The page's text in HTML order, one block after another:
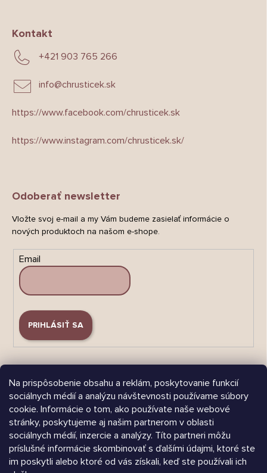
Na prispôsobenie obsahu a reklám, poskytovanie funkcií
sociálnych médií a analýzu návštevnosti používame súbory
cookie. Informácie o tom, ako používate naše webové
stránky, poskytujeme aj našim partnerom v oblasti
sociálnych médií, inzercie a analýzy. Títo partneri môžu
príslušné informácie skombinovať s ďalšími údajmi, ktoré ste
im poskytli alebo ktoré od vás získali, keď ste používali ich
Kontakt
info@chrusticek.sk
+421 903 765 266
https://www.facebook.com/chrusticek.sk
https://www.instagram.com/chrusticek.sk/
Odoberať newsletter
Vložte svoj e-mail a my Vám budeme zasielať informácie o
nových produktoch na našom e-shope.
Email
PRIHLÁSIŤ SA
Árukereső.hu